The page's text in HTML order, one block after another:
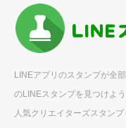
LINEアプリのスタンプが全
のLINEスタンプを見つけよ
人気クリエイターズスタンプ